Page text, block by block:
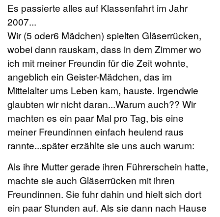
Es passierte alles auf Klassenfahrt im Jahr
2007...
Wir (5 oder6 Mädchen) spielten Gläserrücken,
wobei dann rauskam, dass in dem Zimmer wo
ich mit meiner Freundin für die Zeit wohnte,
angeblich ein Geister-Mädchen, das im
Mittelalter ums Leben kam, hauste. Irgendwie
glaubten wir nicht daran...Warum auch?? Wir
machten es ein paar Mal pro Tag, bis eine
meiner Freundinnen einfach heulend raus
rannte...später erzählte sie uns auch warum:
Als ihre Mutter gerade ihren Führerschein hatte,
machte sie auch Gläserrücken mit ihren
Freundinnen. Sie fuhr dahin und hielt sich dort
ein paar Stunden auf. Als sie dann nach Hause